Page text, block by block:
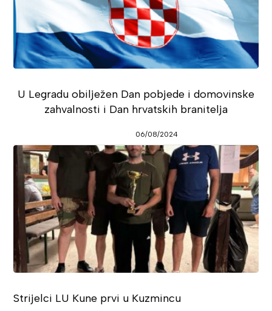
U Legradu obilježen Dan pobjede i domovinske
zahvalnosti i Dan hrvatskih branitelja
06/08/2024
Strijelci LU Kune prvi u Kuzmincu